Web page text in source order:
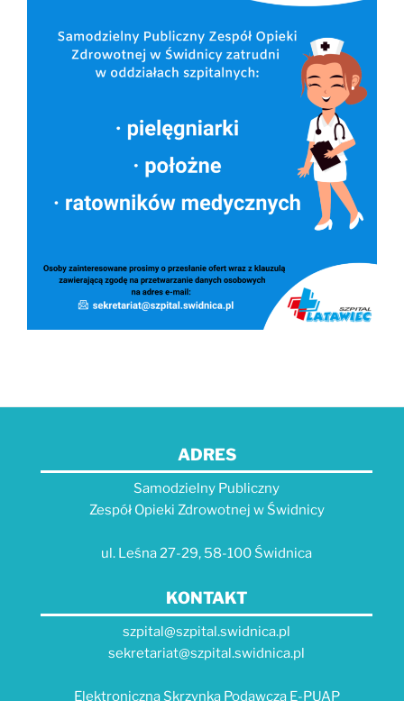
ADRES
Samodzielny Publiczny
Zespół Opieki Zdrowotnej w Świdnicy
ul. Leśna 27-29, 58-100 Świdnica
KONTAKT
szpital@szpital.swidnica.pl
sekretariat@szpital.swidnica.pl
Elektroniczna Skrzynka Podawcza E-PUAP